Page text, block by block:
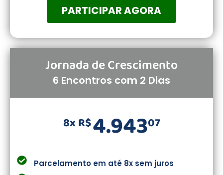
PARTICIPAR AGORA
Jornada de Crescimento
6 Encontros com 2 Dias
8x R$4.94307
Parcelamento em até 8x sem juros